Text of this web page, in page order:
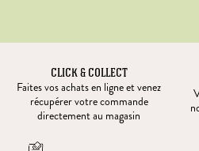
CLICK & COLLECT
Faites vos achats en ligne et venez
récupérer votre commande
directement au magasin